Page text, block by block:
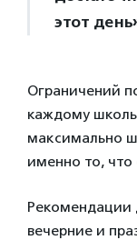
этот
Ограничений
каждому
максимально
именно то, что
Рекомендации
вечерние и